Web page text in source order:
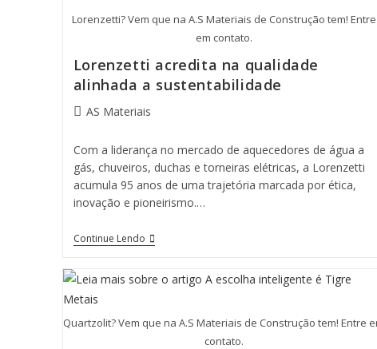
Lorenzetti? Vem que na A.S Materiais de Construção tem! Entre
em contato.
Lorenzetti acredita na qualidade
alinhada a sustentabilidade
AS Materiais
Com a liderança no mercado de aquecedores de água a
gás, chuveiros, duchas e torneiras elétricas, a Lorenzetti
acumula 95 anos de uma trajetória marcada por ética,
inovação e pioneirismo.…
Continue Lendo
Quartzolit? Vem que na A.S Materiais de Construção tem! Entre
contato.